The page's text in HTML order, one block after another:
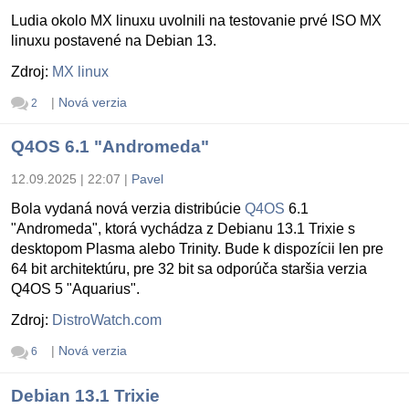
Ludia okolo MX linuxu uvolnili na testovanie prvé ISO MX
linuxu postavené na Debian 13.
Zdroj: MX linux
2 | Nová verzia
Q4OS 6.1 "Andromeda"
12.09.2025 | 22:07 | Pavel
Bola vydaná nová verzia distribúcie Q4OS 6.1
"Andromeda", ktorá vychádza z Debianu 13.1 Trixie s
desktopom Plasma alebo Trinity. Bude k dispozícii len pre
64 bit architektúru, pre 32 bit sa odporúča staršia verzia
Q4OS 5 "Aquarius".
Zdroj: DistroWatch.com
6 | Nová verzia
Debian 13.1 Trixie